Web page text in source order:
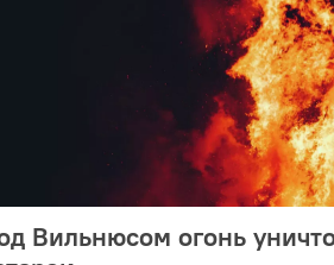
Вильнюсом огонь